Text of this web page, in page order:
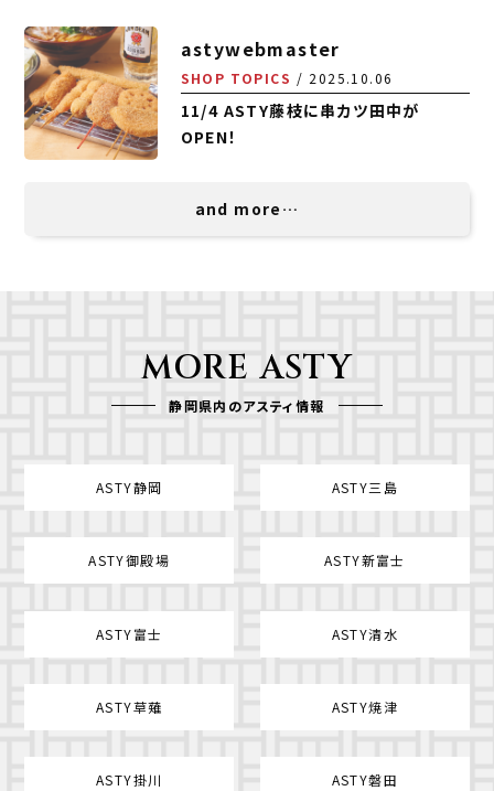
astywebmaster
SHOP TOPICS 2025.10.06
11/4 ASTY藤枝に串カツ田中が
OPEN！
and more…
MORE ASTY
静岡県内のアスティ情報
ASTY静岡 ASTY三島
ASTY御殿場 ASTY新富士
ASTY富士 ASTY清水
ASTY草薙 ASTY焼津
ASTY掛川 ASTY磐田